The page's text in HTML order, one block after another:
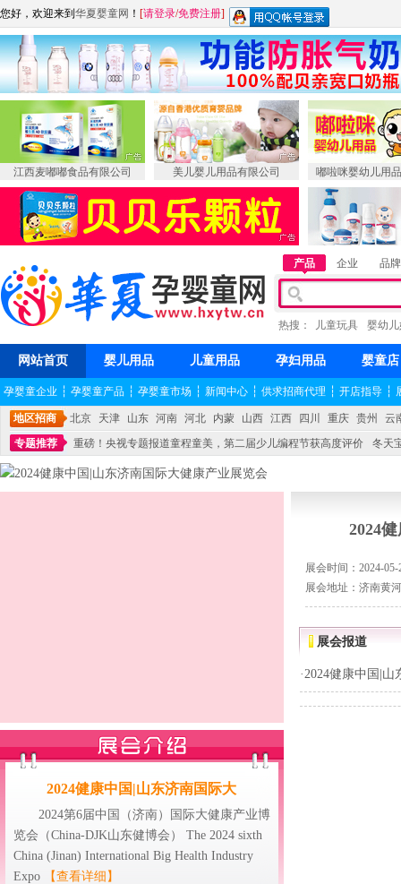
您好，欢迎来到 华夏婴童网 ！ [请登录/免费注册]
江西麦嘟嘟食品有限公司 美儿婴儿用品有限公司 嘟啦咪婴幼儿用
产品 企业 品牌
热搜： 儿童玩具 婴幼
网站首页 婴儿用品 儿童用品 孕妇用品 婴童店
孕婴童企业 ┆ 孕婴童产品 ┆ 孕婴童市场 ┆ 新闻中心 ┆ 供求招商代理 ┆ 开店指导 ┆
地区招商 北京 天津 山东 河南 河北 内蒙 山西 江西 四川 重庆 贵州
云
专题推荐
重磅！央视专题报道童程童美，第二届少儿编程节获高度评价
冬天
不能再单纯地销售产品,而要向增强服务转型,毕竟母婴产品比较特殊。”
2024健康中国|山东济南国际大
2024第6届中国（济南）国际大健康产业博
览会（China-DJK山东健博会） The 2024 sixth
China (Jinan) International Big Health Industry
Expo
【查看详细】
2024
展会时间：2024-05-
展会地址：济南黄
展会报道
·2024健康中国|山